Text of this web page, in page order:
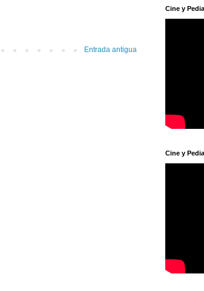
Entrada antigua
Cine y
Cine y